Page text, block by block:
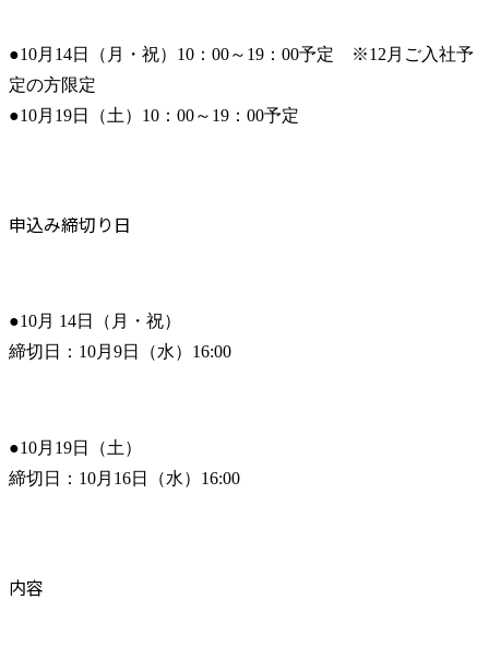
●10月14日（月・祝）10：00～19：00予定　※12月ご入社予
定の方限定
●10月19日（土）10：00～19：00予定
申込み締切り日
●10月 14日（月・祝）
締切日：10月9日（水）16:00
●10月19日（土）
締切日：10月16日（水）16:00
内容